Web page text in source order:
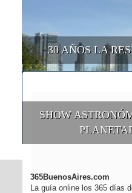
30 AÑOS LA
SHOW
365BuenosAires.com
La guía online los 365 días